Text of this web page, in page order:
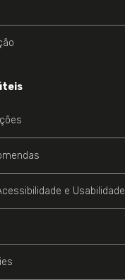
e Usabilidade